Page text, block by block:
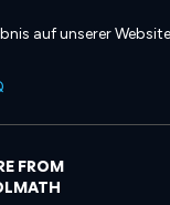
auf unserer
FROM